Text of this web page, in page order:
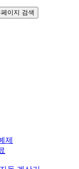
페이지 검색
제